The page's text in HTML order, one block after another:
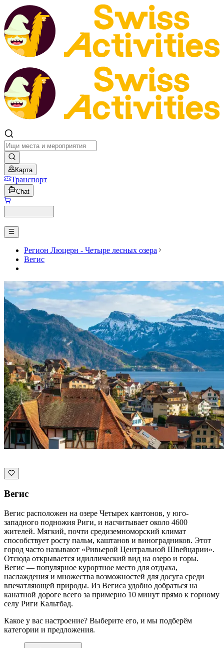
Карта
Транспорт
Chat
Регион Люцерн - Четыре лесных озера
Вегис
Вегис
Вегис расположен на озере Четырех кантонов, у юго-
западного подножия Риги, и насчитывает около 4600
жителей. Мягкий, почти средиземноморский климат
способствует росту пальм, каштанов и виноградников. Этот
город часто называют «Ривьерой Центральной Швейцарии».
Отсюда открывается идиллический вид на озеро и горы.
Вегис — популярное курортное место для отдыха,
наслаждения и множества возможностей для досуга среди
впечатляющей природы. Из Вегиса удобно добраться на
канатной дороге всего за примерно 10 минут прямо к горному
селу Риги Кальтбад.
Какое у вас настроение? Выберите его, и мы подберём
категории и предложения.